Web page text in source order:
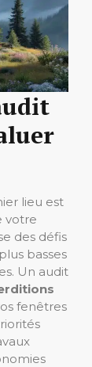
lieu est
votre
des défis
basses
Un audit
fenêtres